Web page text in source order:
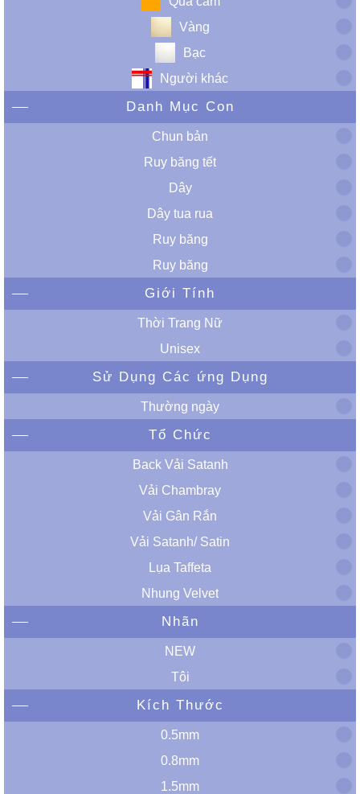
Vàng
Bạc
Người khác
Danh Mục Con
Chun bản
Ruy băng tết
Dây
Dây tua rua
Ruy băng
Ruy băng
Giới Tính
Thời Trang Nữ
Unisex
Sử Dụng Các ứng Dụng
Thường ngày
Tổ Chức
Back Vải Satanh
Vải Chambray
Vải Gân Rắn
Vải Satanh/ Satin
Lụa Taffeta
Nhung Velvet
Nhãn
NEW
Tôi
Kích Thước
0.5mm
0.8mm
1.5mm